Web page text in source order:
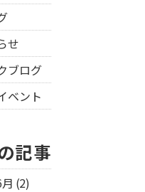
せ
ブログ
ベント
記事
(2)